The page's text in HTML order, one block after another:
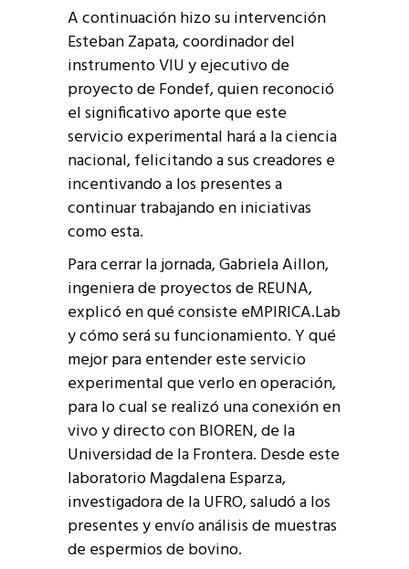
A continuación hizo su intervención
Esteban Zapata, coordinador del
instrumento VIU y ejecutivo de
proyecto de Fondef, quien reconoció
el significativo aporte que este
servicio experimental hará a la ciencia
nacional, felicitando a sus creadores e
incentivando a los presentes a
continuar trabajando en iniciativas
como esta.
Para cerrar la jornada, Gabriela Aillon,
ingeniera de proyectos de REUNA,
explicó en qué consiste eMPIRICA.Lab
y cómo será su funcionamiento. Y qué
mejor para entender este servicio
experimental que verlo en operación,
para lo cual se realizó una conexión en
vivo y directo con BIOREN, de la
Universidad de la Frontera. Desde este
laboratorio Magdalena Esparza,
investigadora de la UFRO, saludó a los
presentes y envío análisis de muestras
de espermios de bovino.